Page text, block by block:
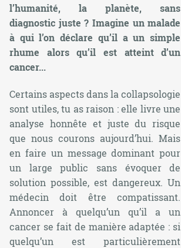
l’humanité, la planète, sans
diagnostic juste ? Imagine un malade
à qui l’on déclare qu’il a un simple
rhume alors qu’il est atteint d’un
cancer...
Certains aspects dans la collapsologie
sont utiles, tu as raison : elle livre une
analyse honnête et juste du risque
que nous courons aujourd’hui. Mais
en faire un message dominant pour
un large public sans évoquer de
solution possible, est dangereux. Un
médecin doit être compatissant.
Annoncer à quelqu’un qu’il a un
cancer se fait de manière adaptée : si
quelqu’un est particulièrement